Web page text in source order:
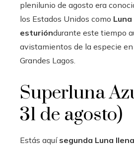
plenilunio de agosto era
los Estados Unidos como Luna
esturióndurante este tiempo
avistamientos de la especie
Grandes Lagos.
Superluna
31 de agosto)
Estás aquí segunda Luna